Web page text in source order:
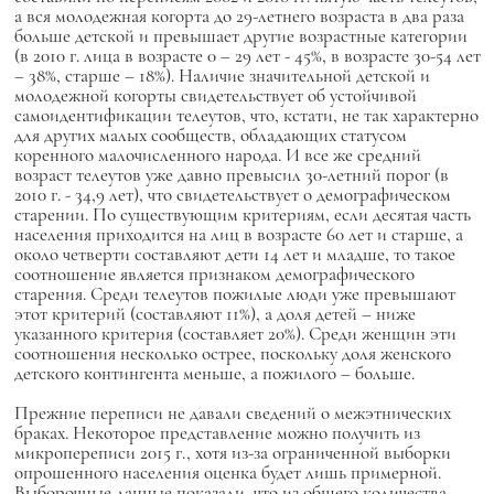
а вся молодежная когорта до 29-летнего возраста в два раза
больше детской и превышает другие возрастные категории
(в 2010 г. лица в возрасте 0 – 29 лет - 45%, в возрасте 30-54 лет
– 38%, старше – 18%). Наличие значительной детской и
молодежной когорты свидетельствует об устойчивой
самоидентификации телеутов, что, кстати, не так характерно
для других малых сообществ, обладающих статусом
коренного малочисленного народа. И все же средний
возраст телеутов уже давно превысил 30-летний порог (в
2010 г. - 34,9 лет), что свидетельствует о демографическом
старении. По существующим критериям, если десятая часть
населения приходится на лиц в возрасте 60 лет и старше, а
около четверти составляют дети 14 лет и младше, то такое
соотношение является признаком демографического
старения. Среди телеутов пожилые люди уже превышают
этот критерий (составляют 11%), а доля детей – ниже
указанного критерия (составляет 20%). Среди женщин эти
соотношения несколько острее, поскольку доля женского
детского контингента меньше, а пожилого – больше.
Прежние переписи не давали сведений о межэтнических
браках. Некоторое представление можно получить из
микропереписи 2015 г., хотя из-за ограниченной выборки
опрошенного населения оценка будет лишь примерной.